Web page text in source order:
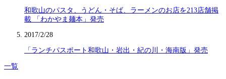
和歌山のパスタ、うどん・そば、ラーメンのお店を213店舗掲
載 「わかやま麺本」発売
2017/2/28
「ランチパスポート和歌山・岩出・紀の川・海南版」発売
一覧